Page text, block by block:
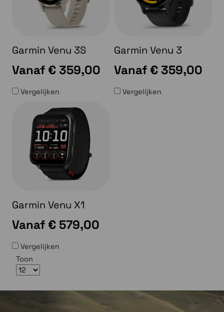
Garmin Venu 3S
Vanaf € 359,00
Vergelijken
Garmin Venu 3
Vanaf € 359,00
Vergelijken
Garmin Venu X1
Vanaf € 579,00
Vergelijken
Toon